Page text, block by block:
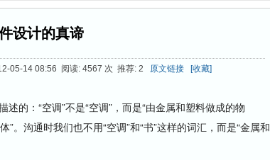
设计的真谛
05-14 08:56 阅读: 4567 次 推荐: 2 原文链接 [收藏]
：“空调”不是“空调”，而是“由金属和塑料做成的物
”。沟通时我们也不用“空调”和“书”这样的词汇，而是“金属和